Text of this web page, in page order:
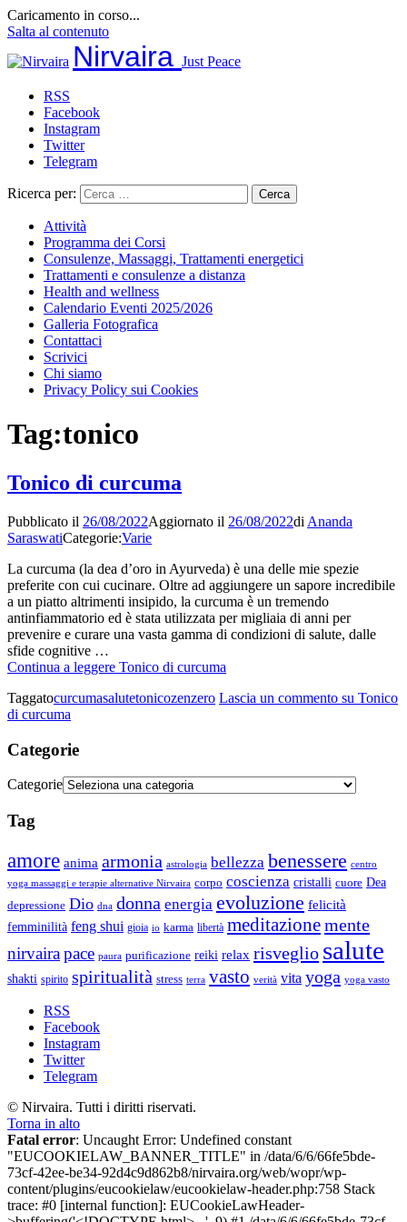
Caricamento in corso...
Salta al contenuto
Nirvaira Just Peace
RSS
Facebook
Instagram
Twitter
Telegram
Ricerca per:
Attività
Programma dei Corsi
Consulenze, Massaggi, Trattamenti energetici
Trattamenti e consulenze a distanza
Health and wellness
Calendario Eventi 2025/2026
Galleria Fotografica
Contattaci
Scrivici
Chi siamo
Privacy Policy sui Cookies
Tag:tonico
Tonico di curcuma
Pubblicato il 26/08/2022Aggiornato il 26/08/2022di Ananda
SaraswatiCategorie:Varie
La curcuma (la dea d’oro in Ayurveda) è una delle mie spezie
preferite con cui cucinare. Oltre ad aggiungere un sapore incredibile
a un piatto altrimenti insipido, la curcuma è un tremendo
antinfiammatorio ed è stata utilizzata per migliaia di anni per
prevenire e curare una vasta gamma di condizioni di salute, dalle
sfide cognitive …
Continua a leggere Tonico di curcuma
Taggatocurcumasalutetonicozenzero Lascia un commento su Tonico
di curcuma
Categorie
Categorie
Tag
amore anima armonia astrologia bellezza benessere centro
yoga massaggi e terapie alternative Nirvaira corpo coscienza cristalli cuore Dea
depressione Dio dna donna energia evoluzione felicità
femminilità feng shui gioia io karma libertà meditazionemente
nirvairapace paura purificazione reiki relax risveglio salute
shakti spirito spiritualità stress terra vasto verità vita yoga yoga vasto
RSS
Facebook
Instagram
Twitter
Telegram
© Nirvaira. Tutti i diritti riservati.
Torna in alto
Fatal error: Uncaught Error: Undefined constant
"EUCOOKIELAW_BANNER_TITLE" in /data/6/6/66fe5bde-
73cf-42ee-be34-92d4c9d862b8/nirvaira.org/web/wopr/wp-
content/plugins/eucookielaw/eucookielaw-header.php:758 Stack
trace: #0 [internal function]: EUCookieLawHeader-